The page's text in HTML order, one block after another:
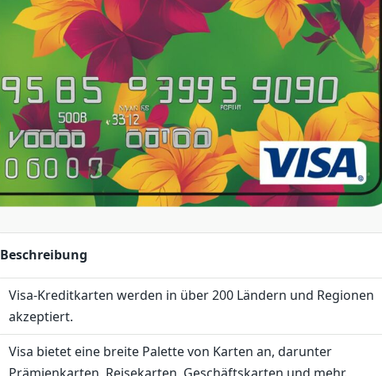
Beschreibung
Visa-Kreditkarten werden in über 200 Ländern und Regionen
akzeptiert.
Visa bietet eine breite Palette von Karten an, darunter